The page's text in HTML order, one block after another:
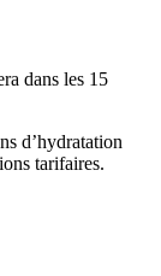
dans les 15
d’hydratation
tarifaires.